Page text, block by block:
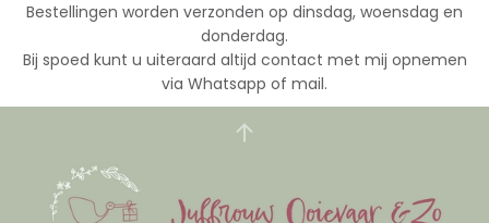
Bestellingen worden verzonden op dinsdag, woensdag en
donderdag.
Bij spoed kunt u uiteraard altijd contact met mij opnemen
via Whatsapp of mail.